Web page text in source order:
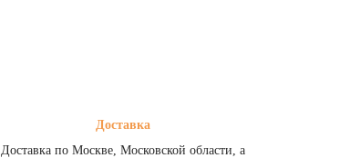
Доставка
Доставка по Москве, Московской области, а